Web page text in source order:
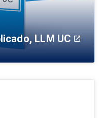
LLM UC launch